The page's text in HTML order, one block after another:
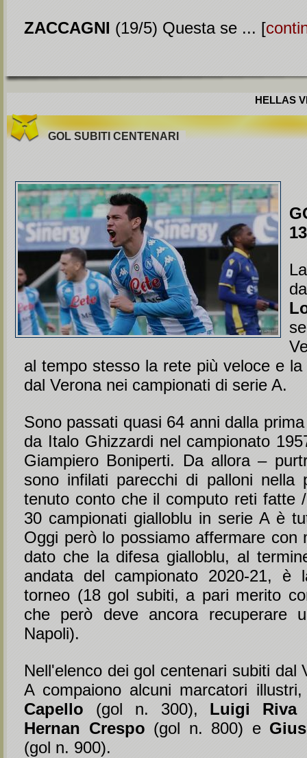
ZACCAGNI (19/5) Questa se ... [
HELLAS
GOL SUBITI CENTENARI
al tempo stesso la rete più veloce e
dal Verona nei campionati di serie A.
Sono passati quasi 64 anni dalla
da Italo Ghizzardi nel campionato
Giampiero Boniperti. Da allora –
sono infilati parecchi di palloni nella
tenuto conto che il computo reti fatte
30 campionati gialloblu in serie A è
Oggi però lo possiamo affermare con
dato che la difesa gialloblu, al
andata del campionato 2020-21, è
torneo (18 gol subiti, a pari merito
che però deve ancora recuperare
Napoli).
Nell'elenco dei gol centenari subiti dal
A compaiono alcuni marcatori
Capello (gol n. 300), Luigi
Hernan Crespo (gol n. 800) e
(gol n. 900).